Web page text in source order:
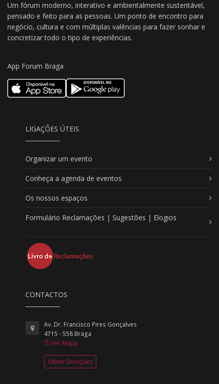
Um fórum moderno, interativo e ambientalmente sustentável,
pensado e feito para as pessoas. Um ponto de encontro para
negócio, cultura e com múltiplas valências para fazer sonhar e
concretizar todo o tipo de experiências.
App Forum Braga
LIGAÇÕES ÚTEIS
Organizar um evento
Conheça a agenda de eventos
Os nossos espaços
Formulário Reclamações | Sugestões | Elogios
CONTACTOS
Av. Dr. Francisco Pires Gonçalves
4715 - 558 Braga
Ver Mapa
Obter Direções